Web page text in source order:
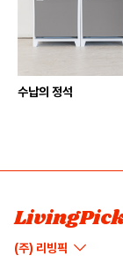
수납의 정석
(주) 리빙픽